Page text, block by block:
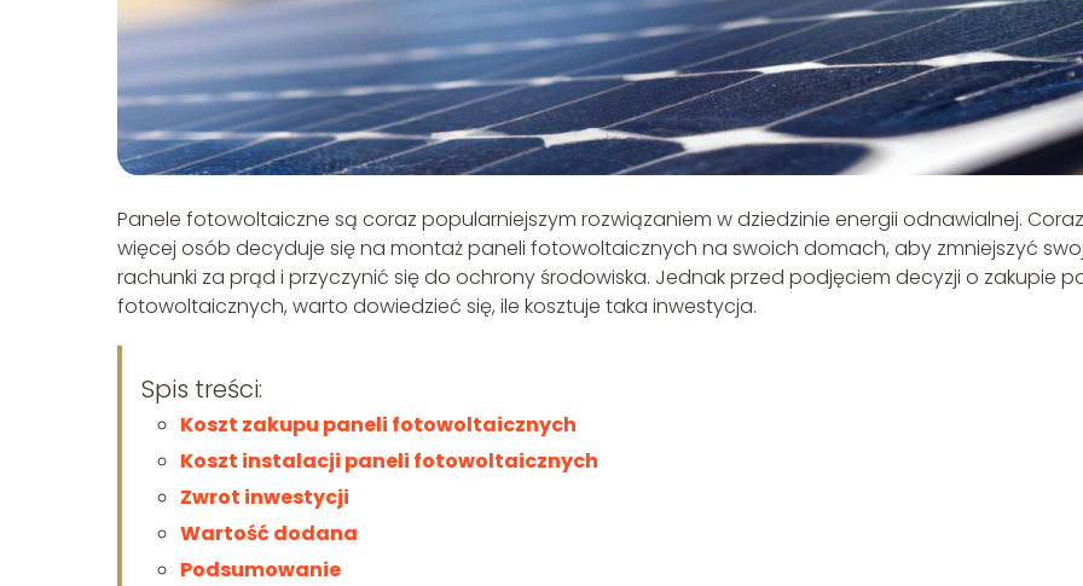
Panele fotowoltaiczne są coraz popularniejszym rozwiązaniem w dziedzinie energii odnawialnej. Coraz
więcej osób decyduje się na montaż paneli fotowoltaicznych na swoich domach, aby zmniejszyć
rachunki za prąd i przyczynić się do ochrony środowiska. Jednak przed podjęciem decyzji o zakupie
fotowoltaicznych, warto dowiedzieć się, ile kosztuje taka inwestycja.
Spis treści:
Koszt zakupu paneli fotowoltaicznych
Koszt instalacji paneli fotowoltaicznych
Zwrot inwestycji
Wartość dodana
Podsumowanie